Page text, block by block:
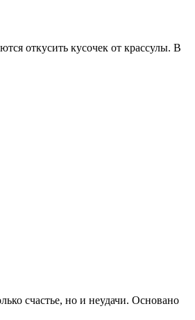
откусить кусочек от крассулы. В
счастье, но и неудачи. Основано